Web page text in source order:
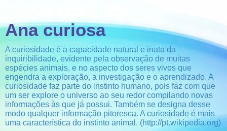
Ana curiosa
A curiosidade é a capacidade natural e inata da
inquiribilidade, evidente pela observação de muitas
espécies animais, e no aspecto dos seres vivos que
engendra a exploração, a investigação e o aprendizado. A
curiosidade faz parte do instinto humano, pois faz com que
um ser explore o universo ao seu redor compilando novas
informações às que já possui. Também se designa desse
modo qualquer informação pitoresca. A curiosidade é mais
uma característica do instinto animal. (http://pt.wikipedia.org)